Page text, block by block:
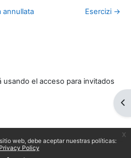
web, debe aceptar nuestras políticas:
Privacy Policy
x
annullata Esercizi →
el acceso para invitados
móviles